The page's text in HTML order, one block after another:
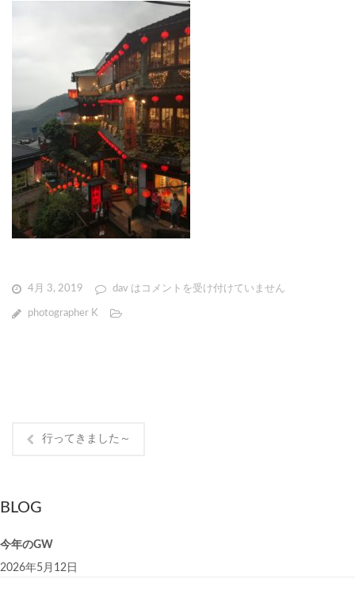
4月 3, 2019 dav は コメントを受け付けていません
photographer K
行ってきました～
BLOG
今年のGW
2026年5月12日